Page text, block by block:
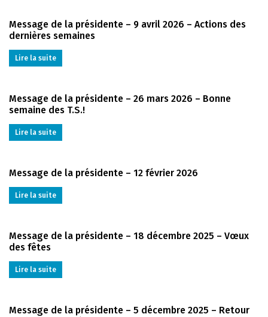
Message de la présidente – 9 avril 2026 – Actions des
dernières semaines
Lire la suite
Message de la présidente – 26 mars 2026 – Bonne
semaine des T.S.!
Lire la suite
Message de la présidente – 12 février 2026
Lire la suite
Message de la présidente – 18 décembre 2025 – Vœux
des fêtes
Lire la suite
Message de la présidente – 5 décembre 2025 – Retour